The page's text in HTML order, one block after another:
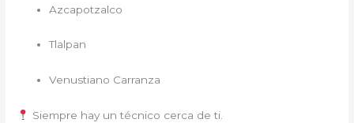
Azcapotzalco
Tlalpan
Venustiano Carranza
Siempre hay un técnico cerca de ti.